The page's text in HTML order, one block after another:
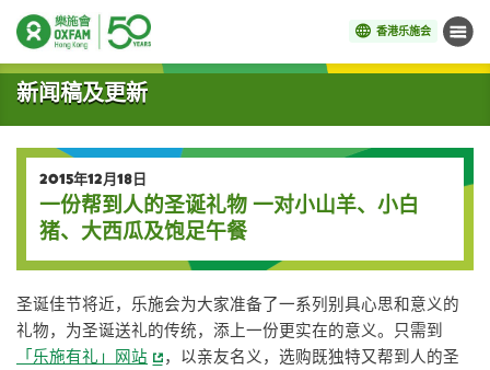
香港乐施会 菜单
开始主要内容
新闻稿及更新
2015年12月18日
一份帮到人的圣诞礼物 一对小山羊、小白
猪、大西瓜及饱足午餐
圣诞佳节将近，乐施会为大家准备了一系列别具心思和意义的
礼物，为圣诞送礼的传统，添上一份更实在的意义。只需到
「乐施有礼」网站
，以亲友名义，选购既独特又帮到人的圣